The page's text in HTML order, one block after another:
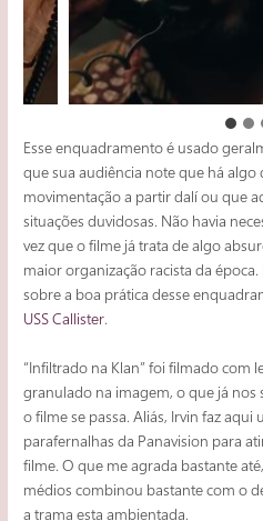
Esse enquadramento é usado
que sua audiência note que há algo
movimentação a partir dalí ou que
situações duvidosas. Não havia
vez que o filme já trata de algo
maior organização racista da
sobre a boa prática desse
USS Callister.
“Infiltrado na Klan” foi filmado com
granulado na imagem, o que já
o filme se passa. Aliás, Irvin faz
parafernalhas da Panavision para
filme. O que me agrada bastante
médios combinou bastante com o
a trama esta ambientada.